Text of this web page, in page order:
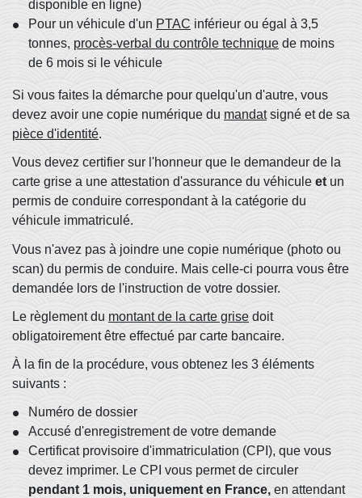
disponible en ligne)
Pour un véhicule d'un PTAC inférieur ou égal à 3,5
tonnes, procès-verbal du contrôle technique de moins
de 6 mois si le véhicule
Si vous faites la démarche pour quelqu'un d'autre, vous
devez avoir une copie numérique du mandatsigné et de sa
pièce d'identité.
Vous devez certifier sur l'honneur que le demandeur de la
carte grise a une attestation d'assurance du véhicule etun
permis de conduire correspondant à la catégorie du
véhicule immatriculé.
Vous n'avez pas à joindre une copie numérique (photo ou
scan) du permis de conduire. Mais celle-ci pourra vous être
demandée lors de l'instruction de votre dossier.
Le règlement du montant de la carte grise doit
obligatoirement être effectué par carte bancaire.
À la fin de la procédure, vous obtenez les 3 éléments
suivants :
Numéro de dossier
Accusé d'enregistrement de votre demande
Certificat provisoire d'immatriculation (CPI), que vous
devez imprimer. Le CPI vous permet de circuler
pendant 1 mois, uniquement en France, en attendant